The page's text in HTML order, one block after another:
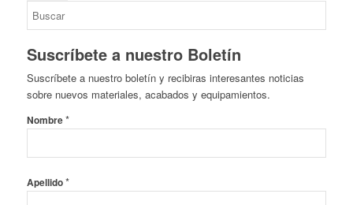
Suscríbete a nuestro Boletín
Suscríbete a nuestro boletín y recibiras interesantes noticias
sobre nuevos materiales, acabados y equipamientos.
Nombre*
Apellido*